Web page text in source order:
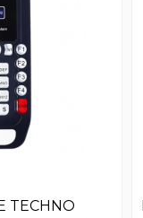
TECHNO